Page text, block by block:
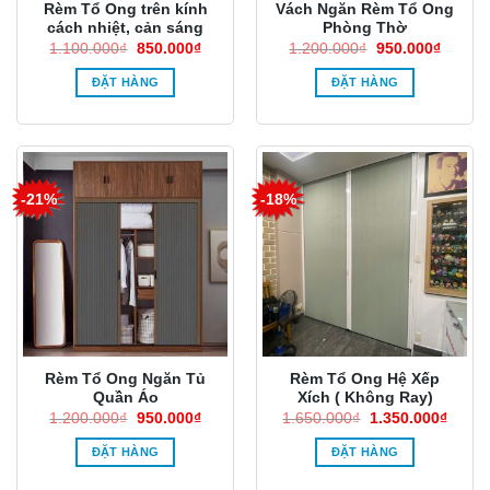
Rèm Tổ Ong trên kính
cách nhiệt, cản sáng
1.100.000₫ Giá
là:
1.100.000₫.
850.000₫Giá
ĐẶT HÀNG
Vách Ngăn Rèm Tổ Ong
Phòng Thờ
1.200.000₫ Giá
là:
1.200.000₫.
950.000₫Giá
ĐẶT HÀNG
-21%
Rèm Tổ Ong Ngăn Tủ
Quần Áo
1.200.000₫ Giá
là:
1.200.000₫.
950.000₫Giá
ĐẶT HÀNG
-18%
Rèm Tổ Ong Hệ Xếp
Xích ( Không Ray)
1.650.000₫
Giá
là:
1.650.000₫.
1.350.000₫Giá
ĐẶT HÀNG